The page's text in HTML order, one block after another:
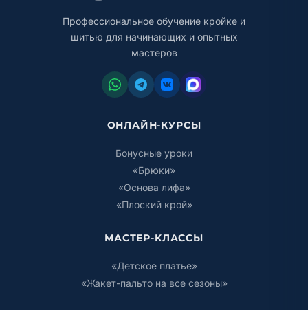
Профессиональное обучение кройке и
шитью для начинающих и опытных
мастеров
ОНЛАЙН-КУРСЫ
Бонусные уроки
«Брюки»
«Основа лифа»
«Плоский крой»
МАСТЕР-КЛАССЫ
«Детское платье»
«Жакет-пальто на все сезоны»